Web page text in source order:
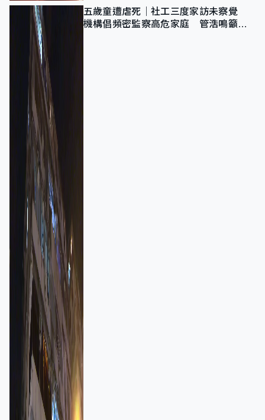
五歲童遭虐死｜社工三度家訪未察覺
機構倡頻密監察高危家庭 管浩鳴籲加